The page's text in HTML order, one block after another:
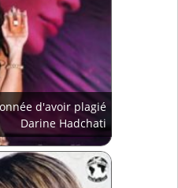
d'avoir plagié
Darine Hadchati